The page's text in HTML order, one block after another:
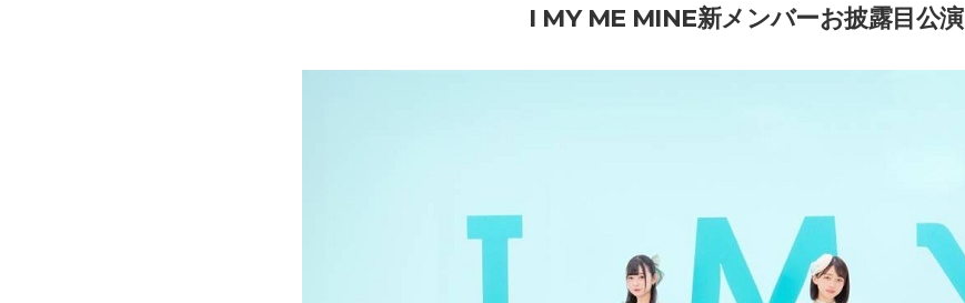
I MY ME MINE新メンバーお披露目公演